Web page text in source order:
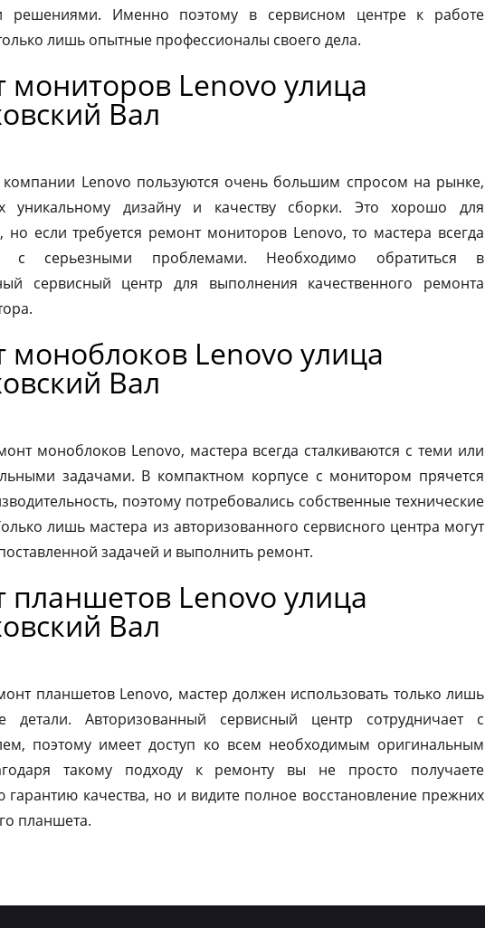
решениями. Именно поэтому в сервисном центре к работе
лишь опытные профессионалы своего дела.
мониторов Lenovo улица
Вал
Lenovo пользуются очень большим спросом на рынке,
уникальному дизайну и качеству сборки. Это хорошо для
но если требуется ремонт мониторов Lenovo, то мастера всегда
с серьезными проблемами. Необходимо обратиться в
сервисный центр для выполнения качественного ремонта
моноблоков Lenovo улица
Вал
моноблоков Lenovo, мастера всегда сталкиваются с теми или
задачами. В компактном корпусе с монитором прячется
поэтому потребовались собственные технические
лишь мастера из авторизованного сервисного центра могут
задачей и выполнить ремонт.
планшетов Lenovo улица
Вал
планшетов Lenovo, мастер должен использовать только лишь
детали. Авторизованный сервисный центр сотрудничает с
поэтому имеет доступ ко всем необходимым оригинальным
такому подходу к ремонту вы не просто получаете
гарантию качества, но и видите полное восстановление прежних
планшета.